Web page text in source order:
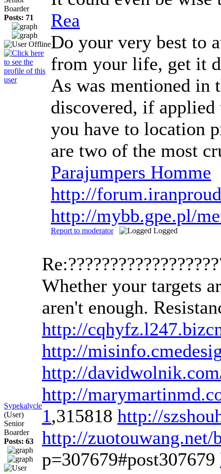
Boarder
Posts: 71
Rea
Do your very best to
from your life, get it
As was mentioned in
discovered, if applied
you have to location
are two of the most
Parajumpers Homme
http://
http://mybb.gpe.pl/
Report to moderator Logged
Sypekalycle
(User)
Senior
Boarder
Posts: 63
Whether your targets
aren't enough.
http://
http://
http://
http://
1,315818 http://
http://zuotouwang.net/
p=307679#post307679